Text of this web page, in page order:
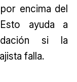
encima del
ayuda a
si la
falla.